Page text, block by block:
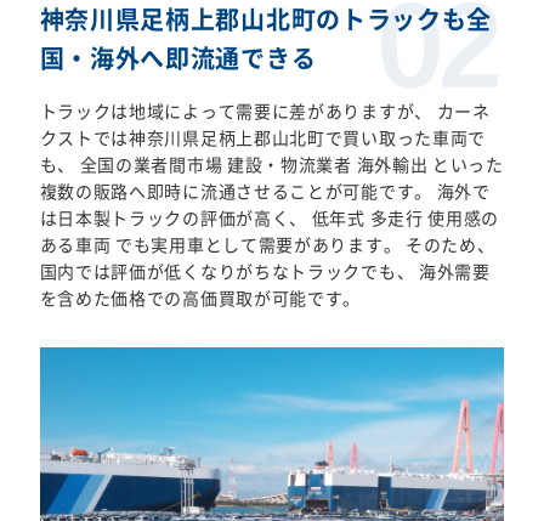
神奈川県足柄上郡山北町のトラックも全
国・海外へ即流通できる
トラックは地域によって需要に差がありますが、 カーネ
クストでは神奈川県足柄上郡山北町で買い取った車両で
も、 全国の業者間市場 建設・物流業者 海外輸出 といった
複数の販路へ即時に流通させることが可能です。 海外で
は日本製トラックの評価が高く、 低年式 多走行 使用感の
ある車両 でも実用車として需要があります。 そのため、
国内では評価が低くなりがちなトラックでも、 海外需要
を含めた価格での高価買取が可能です。